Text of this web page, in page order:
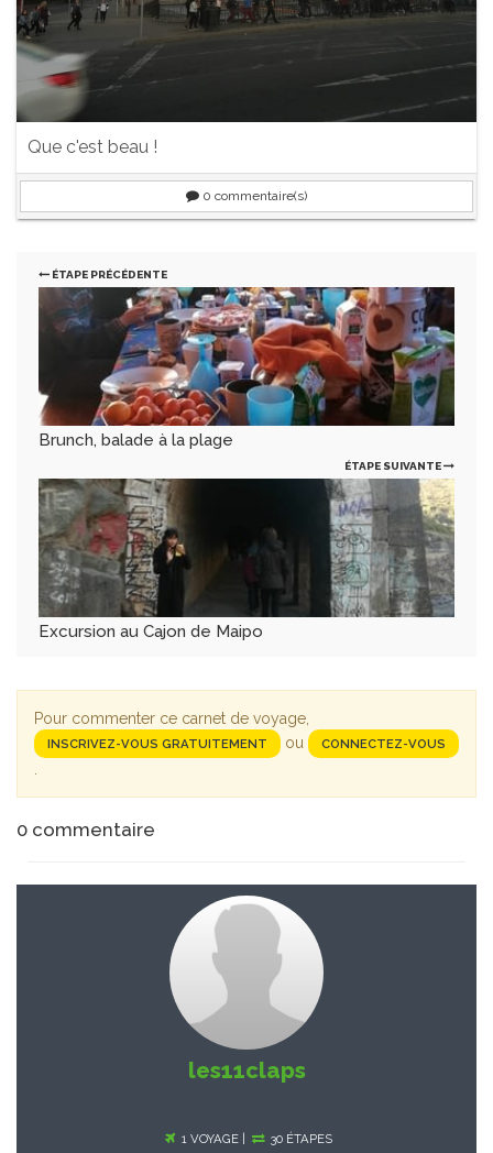
Que c'est beau !
0 commentaire(s)
ÉTAPE PRÉCÉDENTE
Brunch, balade à la plage
ÉTAPE SUIVANTE
Excursion au Cajon de Maipo
Pour commenter ce carnet de voyage,
INSCRIVEZ-VOUS GRATUITEMENT ou CONNECTEZ-VOUS
0 commentaire
les11claps
1 VOYAGE | 30 ÉTAPES